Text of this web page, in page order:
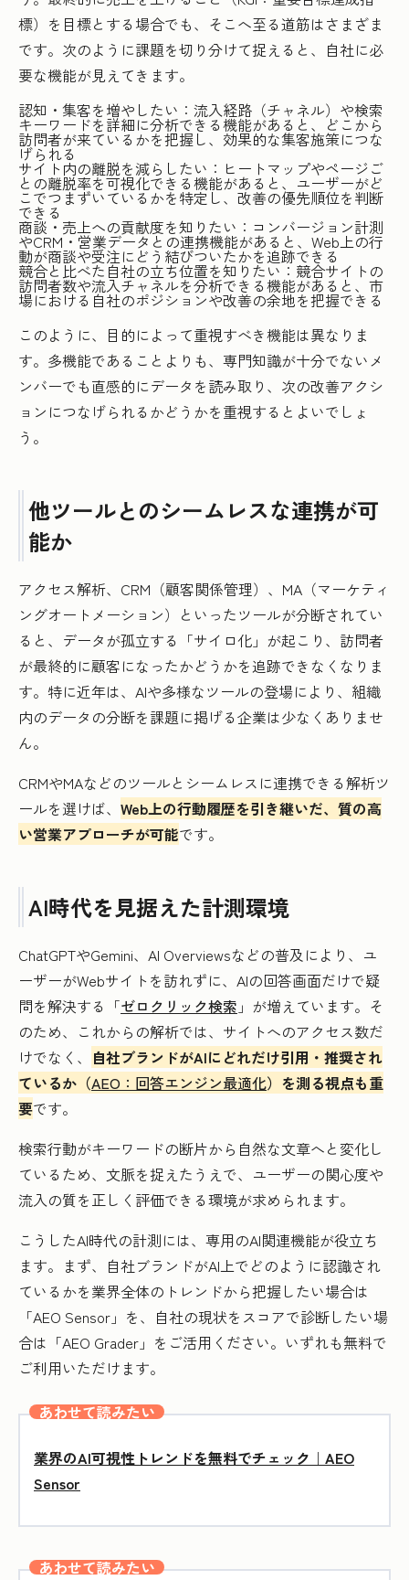
標）を目標とする場合でも、そこへ至る道筋はさまざま
です。次のように課題を切り分けて捉えると、自社に必
要な機能が見えてきます。
認知・集客を増やしたい：流入経路（チャネル）や検索
キーワードを詳細に分析できる機能があると、どこから
訪問者が来ているかを把握し、効果的な集客施策につな
げられる
サイト内の離脱を減らしたい：ヒートマップやページご
との離脱率を可視化できる機能があると、ユーザーがど
こでつまずいているかを特定し、改善の優先順位を判断
できる
商談・売上への貢献度を知りたい：コンバージョン計測
やCRM・営業データとの連携機能があると、Web上の行
動が商談や受注にどう結びついたかを追跡できる
競合と比べた自社の立ち位置を知りたい：競合サイトの
訪問者数や流入チャネルを分析できる機能があると、市
場における自社のポジションや改善の余地を把握できる
このように、目的によって重視すべき機能は異なりま
す。多機能であることよりも、専門知識が十分でないメ
ンバーでも直感的にデータを読み取り、次の改善アクシ
ョンにつなげられるかどうかを重視するとよいでしょ
う。
他ツールとのシームレスな連携が可
能か
アクセス解析、CRM（顧客関係管理）、MA（マーケティ
ングオートメーション）といったツールが分断されてい
ると、データが孤立する「サイロ化」が起こり、訪問者
が最終的に顧客になったかどうかを追跡できなくなりま
す。特に近年は、AIや多様なツールの登場により、組織
内のデータの分断を課題に掲げる企業は少なくありませ
ん。
CRMやMAなどのツールとシームレスに連携できる解析ツ
ールを選けば、 Web上の行動履歴を引き継いだ、質の高
い営業アプローチが可能です。
AI時代を見据えた計測環境
ChatGPTやGemini、AI Overviewsなどの普及により、ユ
ーザーがWebサイトを訪れずに、AIの回答画面だけで疑
問を解決する「ゼロクリック検索 」が増えています。そ
のため、これからの解析では、サイトへのアクセス数だ
けでなく、 自社ブランドがAIにどれだけ引用・推奨され
ているか（AEO：回答エンジン最適化）を測る視点も重
要です。
検索行動がキーワードの断片から自然な文章へと変化し
ているため、文脈を捉えたうえで、ユーザーの関心度や
流入の質を正しく評価できる環境が求められます。
こうしたAI時代の計測には、専用のAI関連機能が役立ち
ます。まず、自社ブランドがAI上でどのように認識され
ているかを業界全体のトレンドから把握したい場合は
「AEO Sensor」を、自社の現状をスコアで診断したい場
合は「AEO Grader」をご活用ください。いずれも無料で
ご利用いただけます。
あわせて読みたい
業界のAI可視性トレンドを無料でチェック｜AEO
Sensor
あわせて読みたい